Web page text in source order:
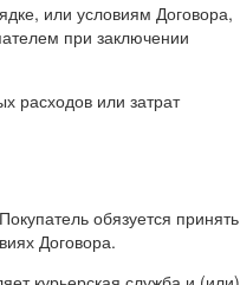
или условиям Договора,
при заключении
расходов или затрат
обязуется принять
Договора.